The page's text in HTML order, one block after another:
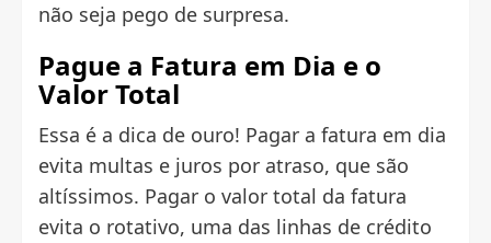
não seja pego de surpresa.
Pague a Fatura em Dia e o
Valor Total
Essa é a dica de ouro! Pagar a fatura em dia
evita multas e juros por atraso, que são
altíssimos. Pagar o valor total da fatura
evita o rotativo, uma das linhas de crédito